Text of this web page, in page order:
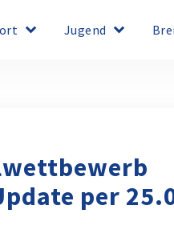
keyboard_arrow_down Jugend keyboard_arrow_down
per